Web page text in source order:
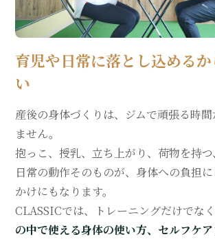
育児や日常に落とし込める
い
産後の身体づくりは、ジムで頑張る時
ません。
抱っこ、授乳、立ち上がり、荷物を持つ
日常の動作そのものが、身体への負担
かけにもなります。
CLASSICでは、トレーニングだけでな
の中で使える身体の使い方、セルフケア